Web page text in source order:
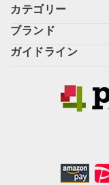
カテゴリー
ブランド
ガイドライン